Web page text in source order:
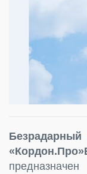
Безрадарный